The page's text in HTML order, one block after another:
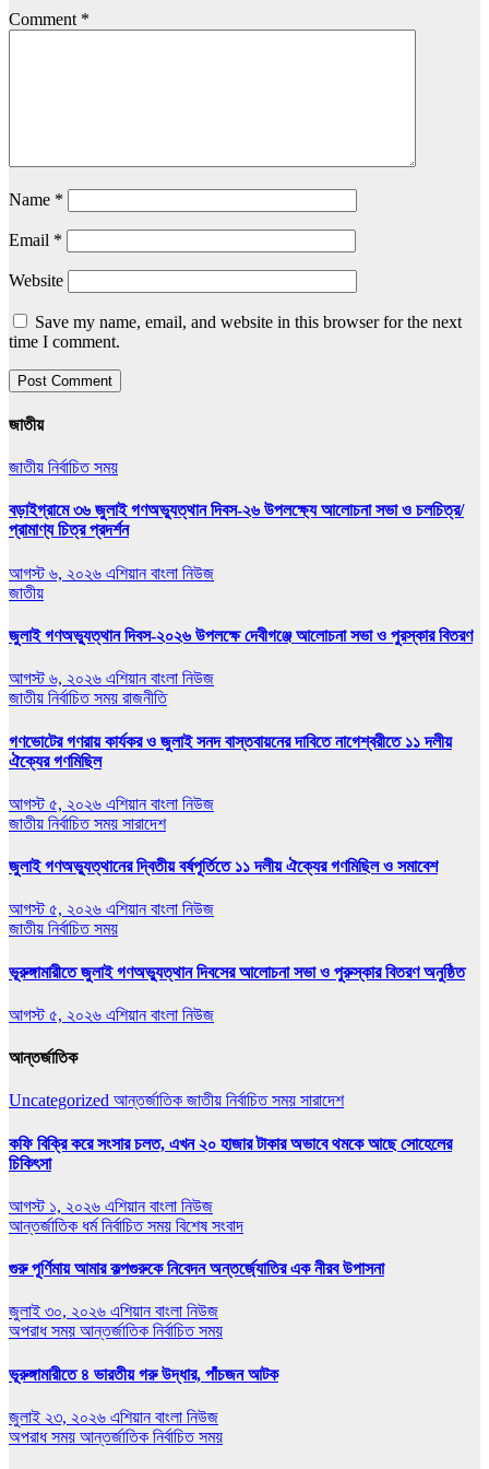
Comment *
Name *
Email *
Website
Save my name, email, and website in this browser for the next
time I comment.
জাতীয়
জাতীয় নির্বাচিত সময়
বড়াইগ্রামে ৩৬ জুলাই গণঅভ্যুত্থান দিবস-২৬ উপলক্ষ্যে আলোচনা সভা ও চলচিত্র/
প্রামাণ্য চিত্র প্রদর্শন
আগস্ট ৬, ২০২৬ এশিয়ান বাংলা নিউজ
জাতীয়
জুলাই গণঅভ্যুত্থান দিবস-২০২৬ উপলক্ষে দেবীগঞ্জে আলোচনা সভা ও পুরস্কার বিতরণ
আগস্ট ৬, ২০২৬ এশিয়ান বাংলা নিউজ
জাতীয় নির্বাচিত সময় রাজনীতি
গণভোটের গণরায় কার্যকর ও জুলাই সনদ বাস্তবায়নের দাবিতে নাগেশ্বরীতে ১১ দলীয়
ঐক্যের গণমিছিল
আগস্ট ৫, ২০২৬ এশিয়ান বাংলা নিউজ
জাতীয় নির্বাচিত সময় সারাদেশ
জুলাই গণঅভ্যুত্থানের দ্বিতীয় বর্ষপূর্তিতে ১১ দলীয় ঐক্যের গণমিছিল ও সমাবেশ
আগস্ট ৫, ২০২৬ এশিয়ান বাংলা নিউজ
জাতীয় নির্বাচিত সময়
ভূরুঙ্গামারীতে জুলাই গণঅভ‍্যুত্থান দিবসের আলোচনা সভা ও পুরুস্কার বিতরণ অনুষ্ঠিত
আগস্ট ৫, ২০২৬ এশিয়ান বাংলা নিউজ
আন্তর্জাতিক
Uncategorized আন্তর্জাতিক জাতীয় নির্বাচিত সময় সারাদেশ
কফি বিক্রি করে সংসার চলত, এখন ২০ হাজার টাকার অভাবে থমকে আছে সোহেলের
চিকিৎসা
আগস্ট ১, ২০২৬ এশিয়ান বাংলা নিউজ
আন্তর্জাতিক ধর্মনির্বাচিত সময় বিশেষ সংবাদ
গুরু পূর্ণিমায় আমার কল্পগুরুকে নিবেদন অন্তর্জ্যোতির এক নীরব উপাসনা
জুলাই ৩০, ২০২৬ এশিয়ান বাংলা নিউজ
অপরাধ সময় আন্তর্জাতিক নির্বাচিত সময়
ভূরুঙ্গামারীতে ৪ ভারতীয় গরু উদ্ধার, পাঁচজন আটক
জুলাই ২৩, ২০২৬ এশিয়ান বাংলা নিউজ
অপরাধ সময় আন্তর্জাতিক নির্বাচিত সময়